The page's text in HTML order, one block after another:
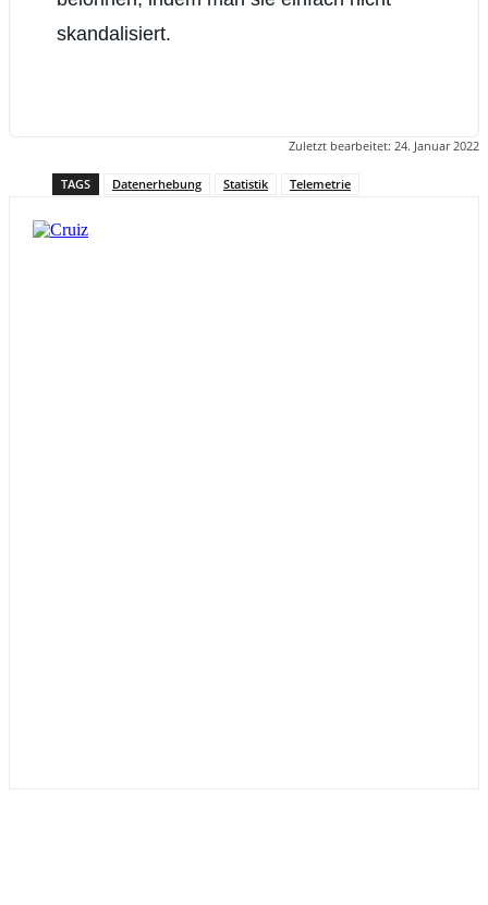
skandalisiert.
Zuletzt bearbeitet: 24. Januar 2022
TAGS Datenerhebung Statistik Telemetrie